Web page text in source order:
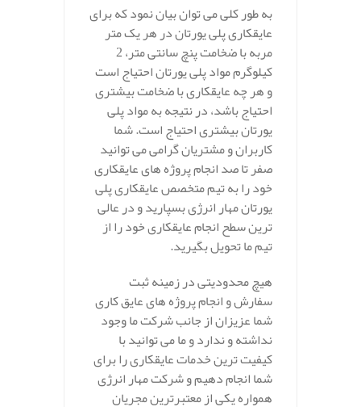
به طور کلی می توان بیان نمود که برای
عایقکاری پلی یورتان در هر یک متر
مربه با ضخامت پنچ سانتی متر، 2
کیلوگرم مواد پلی یورتان احتیاج است
و هر چه عایقکاری با ضخامت بیشتری
احتیاج باشد، در نتیجه به مواد پلی
یورتان بیشتری احتیاج است. شما
کاربران و مشتریان گرامی می توانید
صفر تا صد انجام پروژه های عایقکاری
خود را به تیم متخصص عایقکاری پلی
یورتان مهار انرژی بسپارید و در عالی
ترین سطح انجام عایقکاری خود را از
تیم ما تحویل بگیرید.
هیچ محدودیتی در زمینه ثبت
سفارش و انجام پروژه های عایق کاری
شما عزیزان از جانب شرکت ما وجود
نداشته و ندارد و ما می توانید با
کیفیت ترین خدمات عایقکاری را برای
شما انجام دهیم و شرکت مهار انرژی
همواره یکی از معتبرترین مجریان